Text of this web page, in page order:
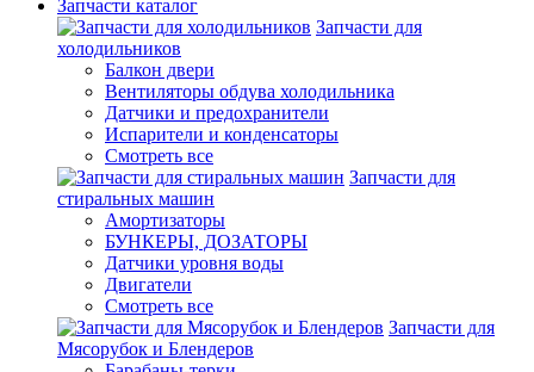
Запчасти каталог
Запчасти для
холодильников
Балкон двери
Вентиляторы обдува холодильника
Датчики и предохранители
Испарители и конденсаторы
Смотреть все
Запчасти для
стиральных машин
Амортизаторы
БУНКЕРЫ, ДОЗАТОРЫ
Датчики уровня воды
Двигатели
Смотреть все
Запчасти для
Мясорубок и Блендеров